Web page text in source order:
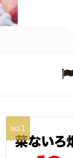
NO.1